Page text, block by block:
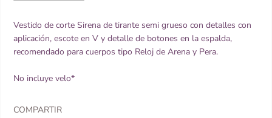
Vestido de corte Sirena de tirante semi grueso con detalles con
aplicación, escote en V y detalle de botones en la espalda,
recomendado para cuerpos tipo Reloj de Arena y Pera.
No incluye velo*
COMPARTIR